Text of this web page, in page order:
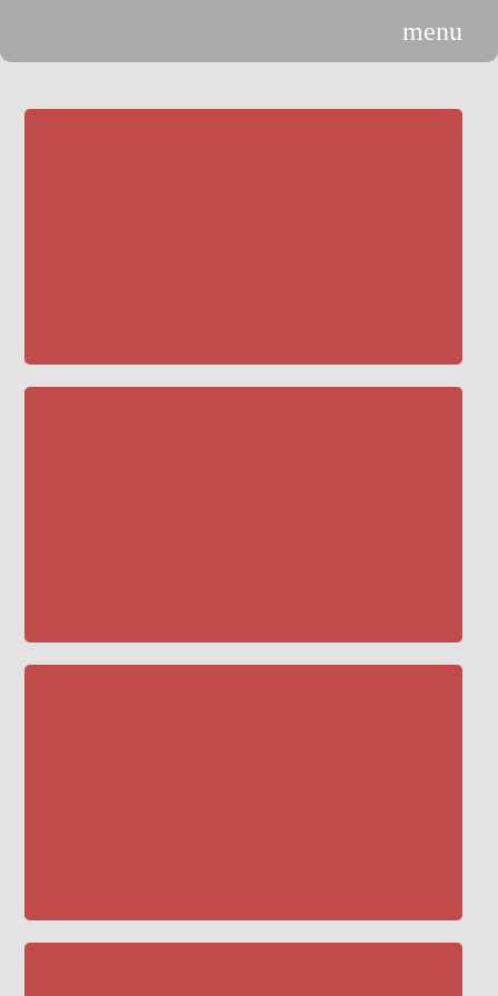
menu